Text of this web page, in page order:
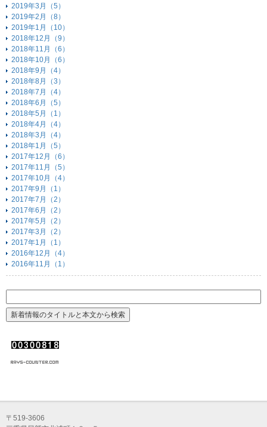
2019年3月（5）
2019年2月（8）
2019年1月（10）
2018年12月（9）
2018年11月（6）
2018年10月（6）
2018年9月（4）
2018年8月（3）
2018年7月（4）
2018年6月（5）
2018年5月（1）
2018年4月（4）
2018年3月（4）
2018年1月（5）
2017年12月（6）
2017年11月（5）
2017年10月（4）
2017年9月（1）
2017年7月（2）
2017年6月（2）
2017年5月（2）
2017年3月（2）
2017年1月（1）
2016年12月（4）
2016年11月（1）
〒519-3606